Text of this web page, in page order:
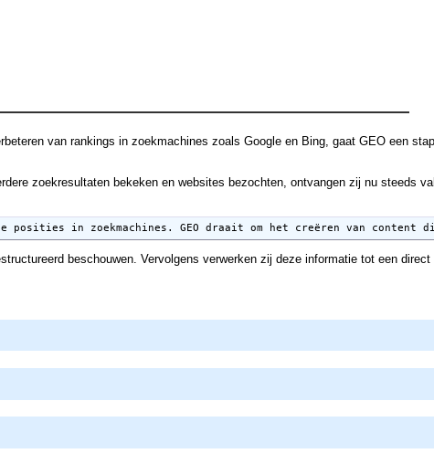
van rankings in zoekmachines zoals Google en Bing, gaat GEO een
zoekresultaten bekeken en websites bezochten, ontvangen zij nu
posities in zoekmachines. GEO draait om het creëren van
beschouwen. Vervolgens verwerken zij deze informatie tot een